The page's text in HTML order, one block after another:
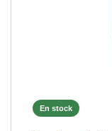
En stock